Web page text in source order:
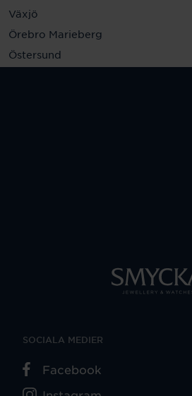
Växjö
Örebro Marieberg
Östersund
SOCIALA MEDIER
Facebook